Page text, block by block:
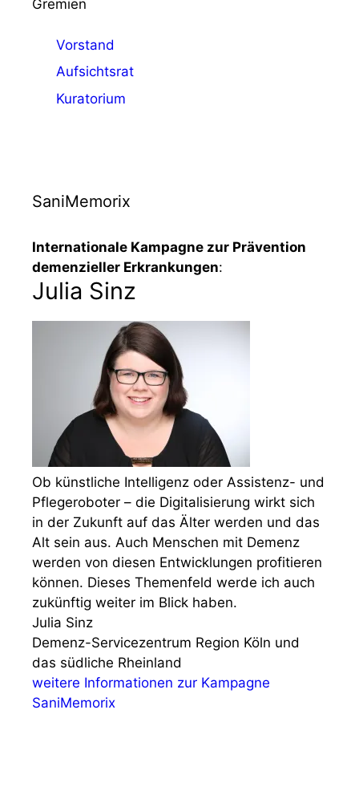
Gremien
Vorstand
Aufsichtsrat
Kuratorium
SaniMemorix
Internationale Kampagne zur Prävention
demenzieller Erkrankungen:
Julia Sinz
Ob künstliche Intelligenz oder Assistenz- und
Pflegeroboter – die Digitalisierung wirkt sich
in der Zukunft auf das Älter werden und das
Alt sein aus. Auch Menschen mit Demenz
werden von diesen Entwicklungen profitieren
können. Dieses Themenfeld werde ich auch
zukünftig weiter im Blick haben.
Julia Sinz
Demenz-Servicezentrum Region Köln und
das südliche Rheinland
weitere Informationen zur Kampagne
SaniMemorix